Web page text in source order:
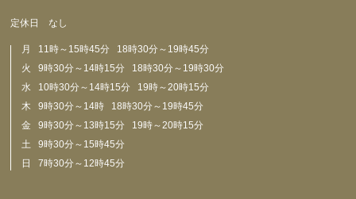
定休日 なし
月 11時～15時45分 18時30分～19時45分
火 9時30分～14時15分 18時30分～19時30分
水 10時30分～14時15分 19時～20時15分
木 9時30分～14時 18時30分～19時45分
金 9時30分～13時15分 19時～20時15分
土 9時30分～15時45分
日 7時30分～12時45分